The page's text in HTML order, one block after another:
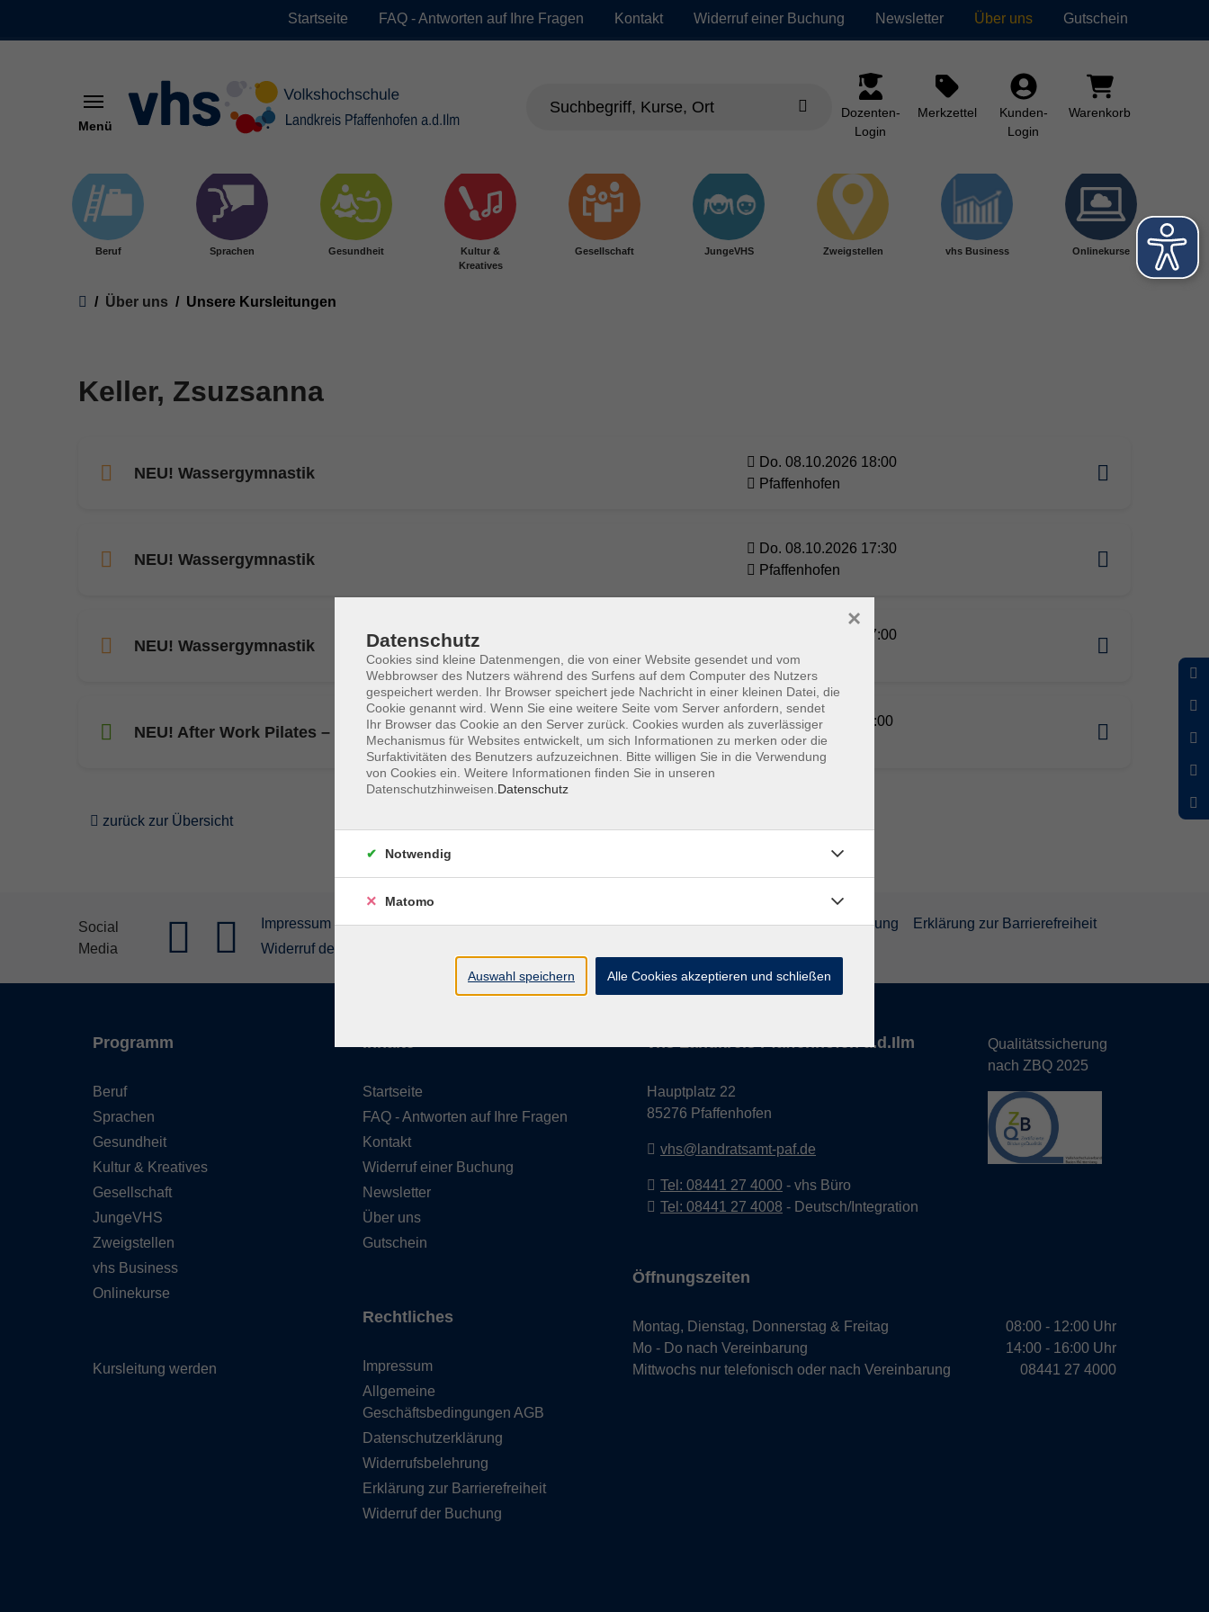
Startseite FAQ - Antworten auf Ihre Fragen Kontakt Widerruf einer Buchung Newsletter Über uns Gutschein
Menü
Dozenten-
Login
Merkzettel
Kunden-
Login
Warenkorb
Beruf Sprachen Gesundheit
Kultur &
Kreatives
Gesellschaft JungeVHS Zweigstellen vhs Business Onlinekurse
You are here:
Über uns Unsere Kursleitungen
Keller, Zsuzsanna
NEU! Wassergymnastik
Do. 08.10.2026 18:00
Pfaffenhofen
NEU! Wassergymnastik
Do. 08.10.2026 17:30
Pfaffenhofen
NEU! Wassergymnastik
Do. 08.10.2026 17:00
Pfaffenhofen
NEU! After Work Pilates – entspannt in den Feierabend
Mi. 30.09.2026 17:00
Pfaffenhofen
zurück zur Übersicht
Social
Media
Impressum Allgemeine Geschäftsbedingungen AGB Datenschutzerklärung Widerrufsbelehrung
Erklärung zur Barrierefreiheit
Widerruf der Buchung
Programm
Beruf
Sprachen
Gesundheit
Kultur & Kreatives
Gesellschaft
JungeVHS
Zweigstellen
vhs Business
Onlinekurse
Kursleitung werden
Inhalte
Startseite
FAQ - Antworten auf Ihre Fragen
Kontakt
Widerruf einer Buchung
Newsletter
Über uns
Gutschein
Rechtliches
Impressum
Allgemeine
Geschäftsbedingungen AGB
Datenschutzerklärung
Widerrufsbelehrung
Erklärung zur Barrierefreiheit
Widerruf der Buchung
vhs Landkreis Pfaffenhofen a.d.Ilm
Hauptplatz 22
85276 Pfaffenhofen
vhs@landratsamt-paf.de
Tel: 08441 27 4000 - vhs Büro
Tel: 08441 27 4008 - Deutsch/Integration
Qualitätssicherung
nach ZBQ 2025
Öffnungszeiten
Montag, Dienstag, Donnerstag & Freitag
Mo - Do nach Vereinbarung
Mittwochs nur telefonisch oder nach Vereinbarung
08:00 - 12:00 Uhr
14:00 - 16:00 Uhr
08441 27 4000
Datenschutz
Cookies sind kleine Datenmengen, die von einer Website gesendet und vom
Webbrowser des Nutzers während des Surfens auf dem Computer des Nutzers
gespeichert werden. Ihr Browser speichert jede Nachricht in einer kleinen Datei, die
Cookie genannt wird. Wenn Sie eine weitere Seite vom Server anfordern, sendet
Ihr Browser das Cookie an den Server zurück. Cookies wurden als zuverlässiger
Mechanismus für Websites entwickelt, um sich Informationen zu merken oder die
Surfaktivitäten des Benutzers aufzuzeichnen. Bitte willigen Sie in die Verwendung
von Cookies ein. Weitere Informationen finden Sie in unseren
Datenschutzhinweisen. Datenschutz
×
Notwendig
Matomo
Auswahl speichern Alle Cookies akzeptieren und schließen